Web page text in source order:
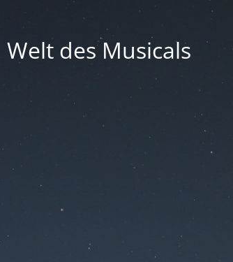
Welt des Musicals